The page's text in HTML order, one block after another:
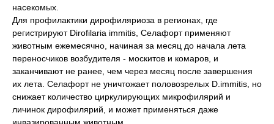
насекомых.
Для профилактики дирофиляриоза в регионах, где
регистрируют Dirofilaria immitis, Селафорт применяют
животным ежемесячно, начиная за месяц до начала лета
переносчиков возбудителя - москитов и комаров, и
заканчивают не ранее, чем через месяц после завершения
их лета. Селафорт не уничтожает половозрелых D.immitis, но
снижает количество циркулирующих микрофилярий и
личинок дирофилярий, и может применяться даже